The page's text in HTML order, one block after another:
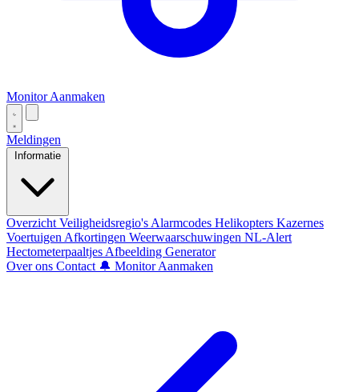
Monitor Aanmaken
Meldingen
Informatie
Overzicht Veiligheidsregio's Alarmcodes Helikopters Kazernes
Voertuigen Afkortingen Weerwaarschuwingen NL-Alert
Hectometerpaaltjes Afbeelding Generator
Over ons Contact 🔔 Monitor Aanmaken